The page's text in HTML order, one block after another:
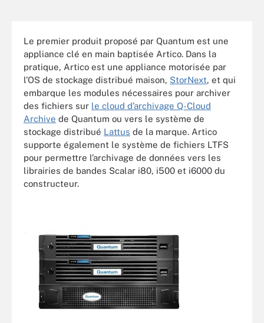
Le premier produit proposé par Quantum est une
appliance clé en main baptisée Artico. Dans la
pratique, Artico est une appliance motorisée par
l’OS de stockage distribué maison, StorNext, et qui
embarque les modules nécessaires pour archiver
des fichiers sur le cloud d’archivage Q-Cloud
Archive de Quantum ou vers le système de
stockage distribué Lattus de la marque. Artico
supporte également le système de fichiers LTFS
pour permettre l’archivage de données vers les
librairies de bandes Scalar i80, i500 et i6000 du
constructeur.